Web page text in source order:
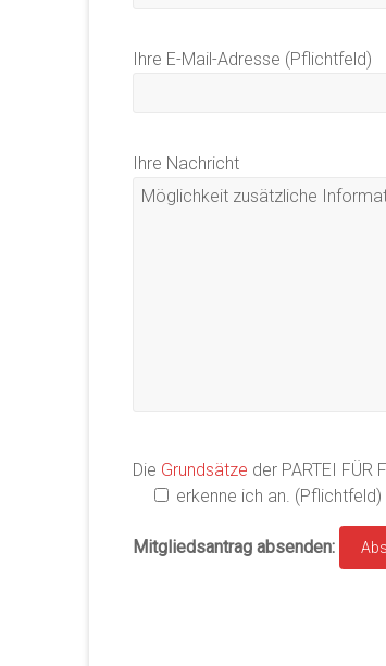
Ihre E-Mail-Adresse (Pflichtfeld)
Ihre Nachricht
Die Grundsätze der PARTEI FÜR
erkenne ich an. (Pflichtfeld)
Mitgliedsantrag absenden: